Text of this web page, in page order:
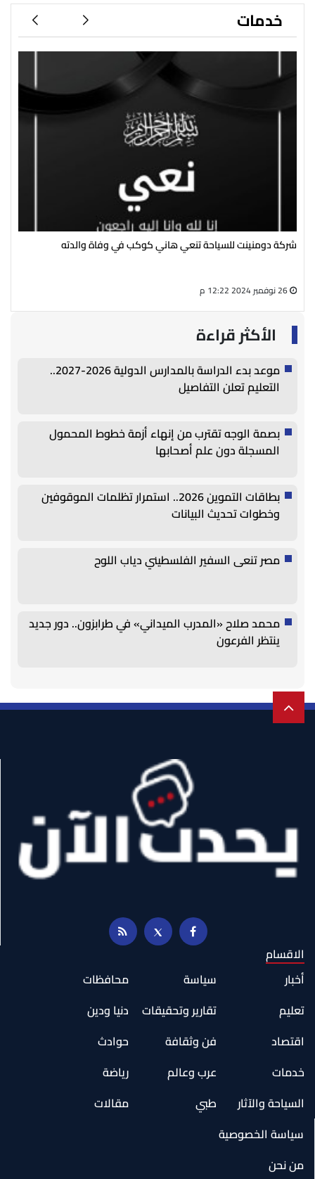
خدمات
شركة دومنينت للسياحة تنعي هاني كوكب في وفاة والدته
الأكثر قراءة
موعد بدء الدراسة بالمدارس الدولية 2026-2027..
التعليم تعلن التفاصيل
بصمة الوجه تقترب من إنهاء أزمة خطوط المحمول
المسجلة دون علم أصحابها
بطاقات التموين 2026.. استمرار تظلمات الموقوفين
وخطوات تحديث البيانات
مصر تنعى السفير الفلسطيني دياب اللوح
محمد صلاح «المدرب الميداني» في طرابزون.. دور جديد
ينتظر الفرعون
الاقسام
أخبار
سياسة
محافظات
تعليم
تقارير وتحقيقات
دنيا ودين
اقتصاد
فن وثقافة
حوادث
خدمات
عرب وعالم
رياضة
السياحة والآثار
طبي
مقالات
سياسة الخصوصية
من نحن